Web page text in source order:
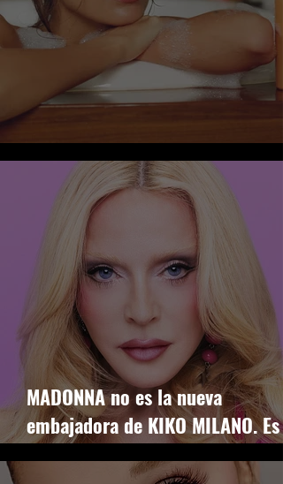
KAIA GERBER se une a UNI
MADONNA no es la nueva
embajadora de KIKO MILANO. Es
reboot